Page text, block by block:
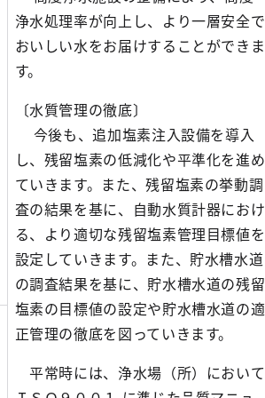
浄水処理率が向上し、より一層安全で
おいしい水をお届けすることができま
す。
〔水質管理の徹底〕
今後も、追加塩素注入設備を導入
し、残留塩素の低減化や平準化を進め
ていきます。また、残留塩素の挙動調
査の結果を基に、自動水質計器におけ
る、より適切な残留塩素管理目標値を
設定していきます。また、貯水槽水道
の調査結果を基に、貯水槽水道の残留
塩素の目標値の設定や貯水槽水道の適
正管理の徹底を図っていきます。
平常時には、浄水場（所）において